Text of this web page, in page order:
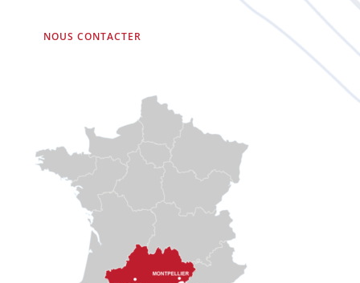
NOUS CONTACTER